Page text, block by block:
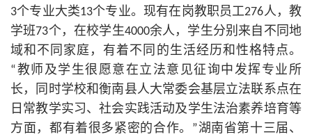
3个专业大类13个专业。现有在岗教职员工276人，教
学班73个，在校学生4000余人，学生分别来自不同地
域和不同家庭，有着不同的生活经历和性格特点。
“教师及学生很愿意在立法意见征询中发挥专业所
长，同时学校和衡南县人大常委会基层立法联系点在
日常教学实习、社会实践活动及学生法治素养培育等
方面，都有着很多紧密的合作。”湖南省第十三届、